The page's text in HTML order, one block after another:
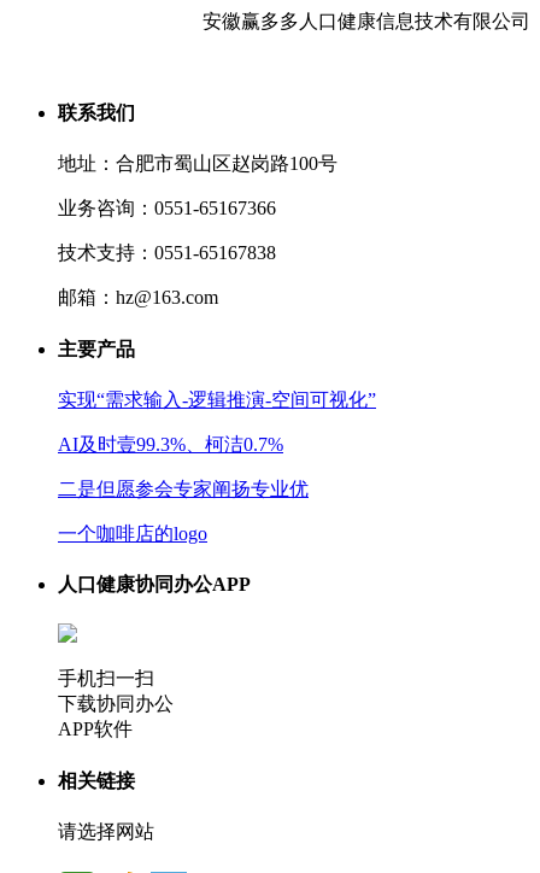
安徽赢多多人口健康信息技术有限公司
联系我们
地址：合肥市蜀山区赵岗路100号
业务咨询：0551-65167366
技术支持：0551-65167838
邮箱：hz@163.com
主要产品
实现“需求输入-逻辑推演-空间可视化”
AI及时壹99.3%、柯洁0.7%
二是但愿参会专家阐扬专业优
一个咖啡店的logo
人口健康协同办公APP
手机扫一扫
下载协同办公
APP软件
相关链接
请选择网站